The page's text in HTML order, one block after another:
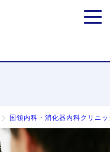
国領内科・消化器内科クリニ